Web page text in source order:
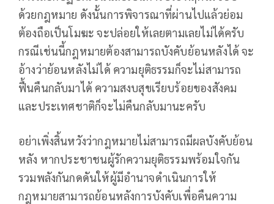
ด้วยกฎหมาย ดังนั้นการพิจารณาที่ผ่านไปแล้วย่อม
ต้องถือเป็นโมฆะ จะปล่อยให้เลยตามเลยไม่ได้ครับ
กรณีเช่นนี้กฎหมายต้องสามารถบังคับย้อนหลังได้ จะ
อ้างว่าย้อนหลังไม่ได้ ความยุติธรรมก็จะไม่สามารถ
ฟื้นคืนกลับมาได้ ความสงบสุขเรียบร้อยของสังคม
และประเทศชาติก็จะไม่คืนกลับมานะครับ
อย่าเพิ่งสิ้นหวังว่ากฎหมายไม่สามารถมีผลบังคับย้อน
หลัง หากประชาชนผู้รักความยุติธรรมพร้อมใจกัน
รวมพลังกันกดดันให้ผู้มีอำนาจดำเนินการให้
กฎหมายสามารถย้อนหลังการบังคับเพื่อคืนความ